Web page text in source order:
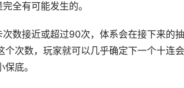
全有可能发生的。
数接近或超过90次，体系会在接下来的
次数，玩家就可以几乎确定下一个十连
底。